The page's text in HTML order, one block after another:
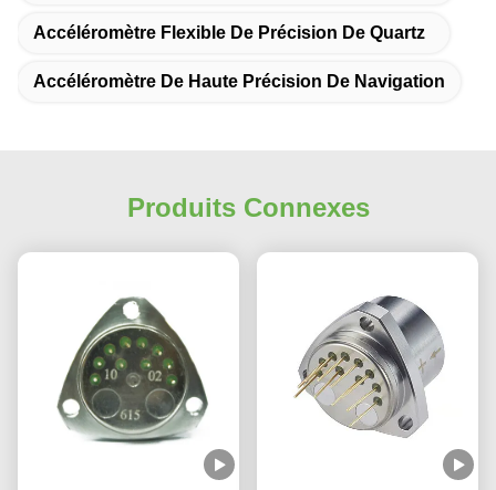
Accéléromètre Flexible De Précision De Quartz
Accéléromètre De Haute Précision De Navigation
Produits Connexes